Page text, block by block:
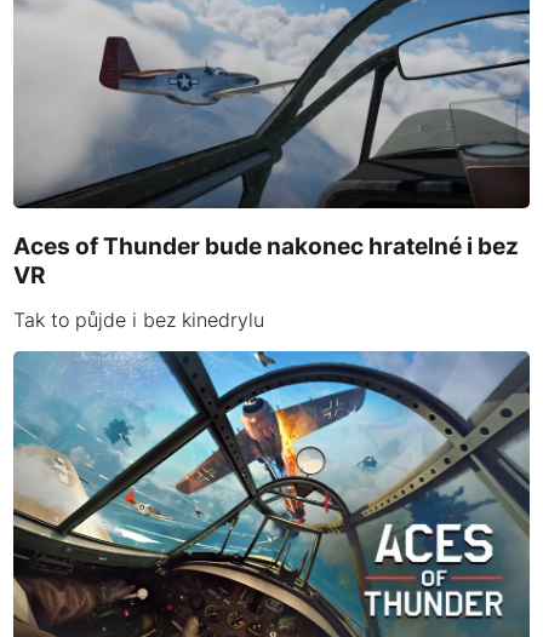
Aces of Thunder bude nakonec hratelné i bez
VR
Tak to půjde i bez kinedrylu